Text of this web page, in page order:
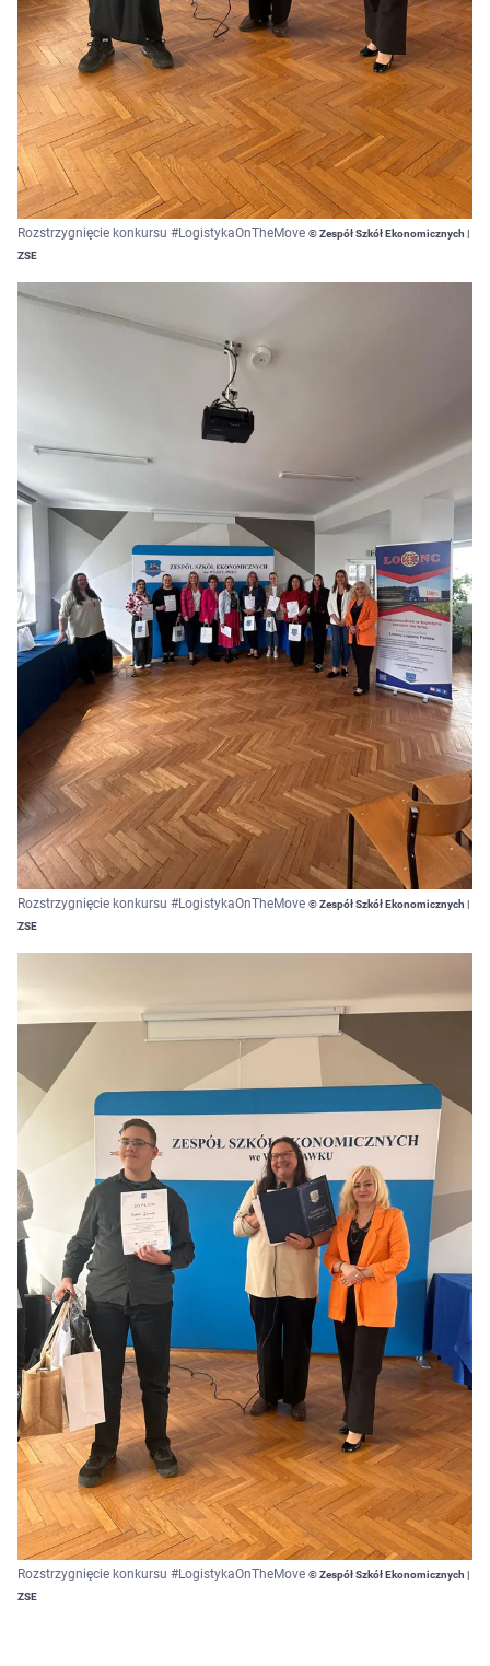
Rozstrzygnięcie konkursu #LogistykaOnTheMove © Zespół Szkół Ekonomicznych |
ZSE
Rozstrzygnięcie konkursu #LogistykaOnTheMove © Zespół Szkół Ekonomicznych |
ZSE
Rozstrzygnięcie konkursu #LogistykaOnTheMove © Zespół Szkół Ekonomicznych |
ZSE